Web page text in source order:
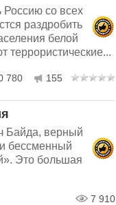
Россию со всех
раздробить
белой
террористические...
780 155
Байда, верный
бессменный
Это большая
7 910